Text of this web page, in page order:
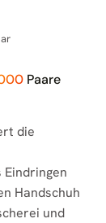
Paare
die
Handschuh
und